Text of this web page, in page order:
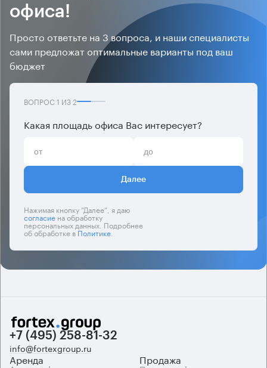
офиса!
Просто ответьте на 3 вопроса, и наши специалисты
сами предложат оптимальные варианты под ваш
бюджет
ВОПРОС 1 ИЗ2
Какая площадь офиса Вас интересует?
Далее
Нажимая кнопку “Далее”, я даю
согласиена обработку
персональных данных. Подробнее
об обработке вПолитике.
+7 (495) 258-81-32
info@fortexgroup.ru
Аренда Продажа